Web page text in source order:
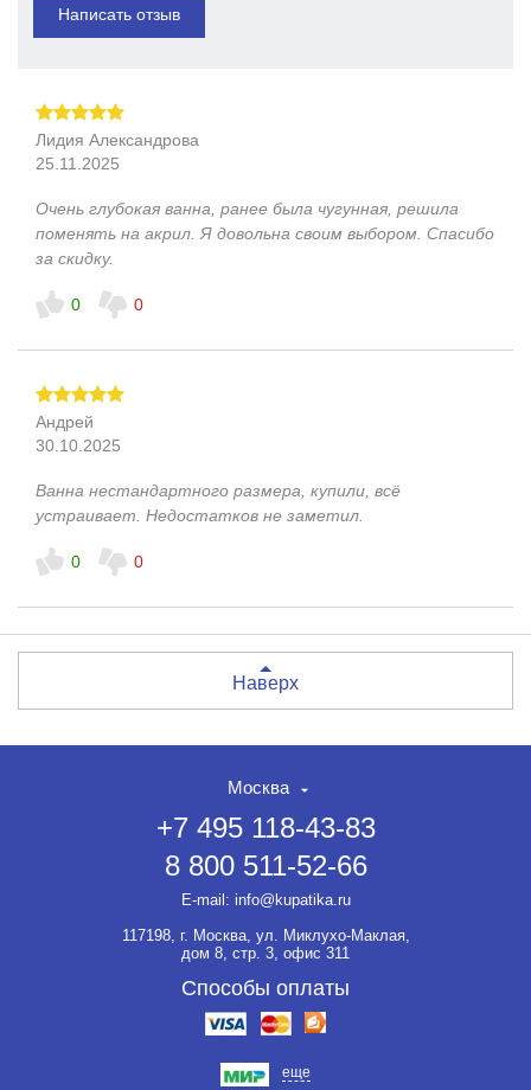
Написать отзыв
Лидия Александрова
25.11.2025
Очень глубокая ванна, ранее была чугунная, решила
поменять на акрил. Я довольна своим выбором. Спасибо
за скидку.
0 0
Андрей
30.10.2025
Ванна нестандартного размера, купили, всё
устраивает. Недостатков не заметил.
0 0
Наверх
Москва
+7 495 118-43-83
8 800 511-52-66
E-mail: info@kupatika.ru
117198, г. Москва, ул. Миклухо-Маклая,
дом 8, стр. 3, офис 311
Способы оплаты
еще